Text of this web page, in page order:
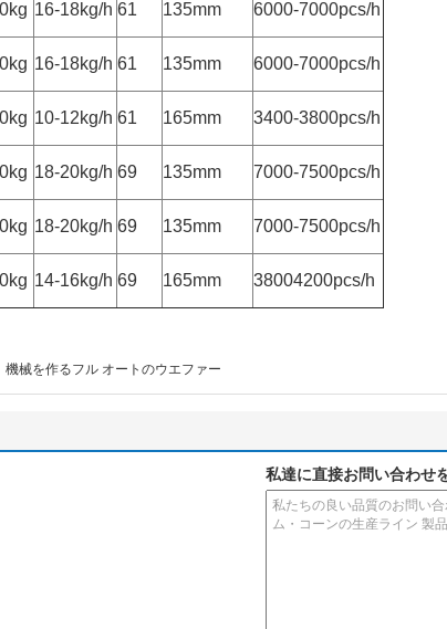
16-18kg/h 61 135mm 6000-7000pcs/h
16-18kg/h 61 135mm 6000-7000pcs/h
10-12kg/h 61 165mm 3400-3800pcs/h
18-20kg/h 69 135mm 7000-7500pcs/h
18-20kg/h 69 135mm 7000-7500pcs/h
14-16kg/h 69 165mm 38004200pcs/h
機械を作るフル オートのウエファー
私達に直接お問い合わせ